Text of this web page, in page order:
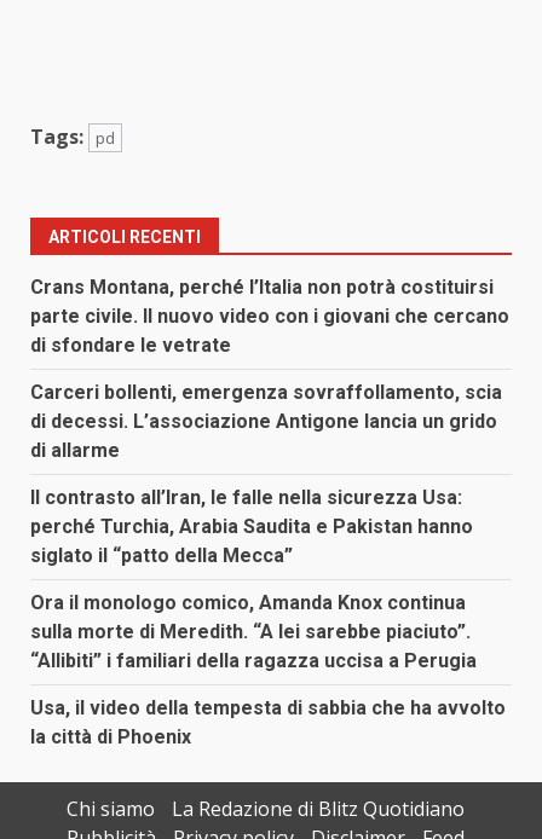
Tags: pd
ARTICOLI RECENTI
Crans Montana, perché l’Italia non potrà costituirsi
parte civile. Il nuovo video con i giovani che cercano
di sfondare le vetrate
Carceri bollenti, emergenza sovraffollamento, scia
di decessi. L’associazione Antigone lancia un grido
di allarme
Il contrasto all’Iran, le falle nella sicurezza Usa:
perché Turchia, Arabia Saudita e Pakistan hanno
siglato il “patto della Mecca”
Ora il monologo comico, Amanda Knox continua
sulla morte di Meredith. “A lei sarebbe piaciuto”.
“Allibiti” i familiari della ragazza uccisa a Perugia
Usa, il video della tempesta di sabbia che ha avvolto
la città di Phoenix
Chi siamo
La Redazione di Blitz Quotidiano